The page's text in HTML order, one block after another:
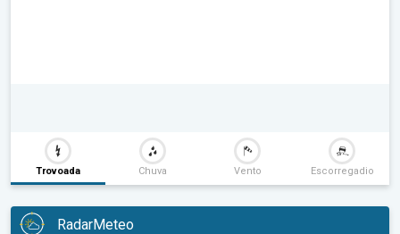
Trovoada Chuva Vento Escorregadio
RadarMeteo